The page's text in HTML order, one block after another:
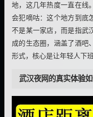
地，这几年热度一直在线
会犯嘀咕：这个地方到底
不是某一家店，而是指武
成的生态圈，涵盖了酒吧
形式，核心是让年轻人下
武汉夜网的真实体验